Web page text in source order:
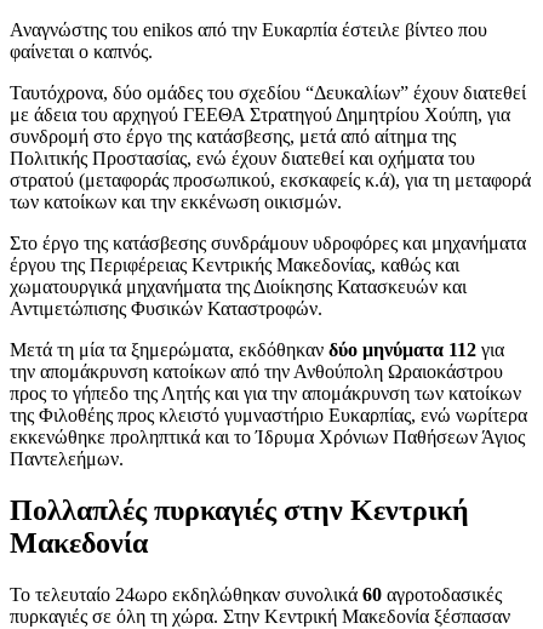
Αναγνώστης του enikos από την Ευκαρπία έστειλε βίντεο που
φαίνεται ο καπνός.
Ταυτόχρονα, δύο ομάδες του σχεδίου “Δευκαλίων” έχουν διατεθεί
με άδεια του αρχηγού ΓΕΕΘΑ Στρατηγού Δημητρίου Χούπη, για
συνδρομή στο έργο της κατάσβεσης, μετά από αίτημα της
Πολιτικής Προστασίας, ενώ έχουν διατεθεί και οχήματα του
στρατού (μεταφοράς προσωπικού, εκσκαφείς κ.ά), για τη μεταφορά
των κατοίκων και την εκκένωση οικισμών.
Στο έργο της κατάσβεσης συνδράμουν υδροφόρες και μηχανήματα
έργου της Περιφέρειας Κεντρικής Μακεδονίας, καθώς και
χωματουργικά μηχανήματα της Διοίκησης Κατασκευών και
Αντιμετώπισης Φυσικών Καταστροφών.
Μετά τη μία τα ξημερώματα, εκδόθηκαν δύο μηνύματα 112 για
την απομάκρυνση κατοίκων από την Ανθούπολη Ωραιοκάστρου
προς το γήπεδο της Λητής και για την απομάκρυνση των κατοίκων
της Φιλοθέης προς κλειστό γυμναστήριο Ευκαρπίας, ενώ νωρίτερα
εκκενώθηκε προληπτικά και το Ίδρυμα Χρόνιων Παθήσεων Άγιος
Παντελεήμων.
Πολλαπλές πυρκαγιές στην Κεντρική
Μακεδονία
Το τελευταίο 24ωρο εκδηλώθηκαν συνολικά 60 αγροτοδασικές
πυρκαγιές σε όλη τη χώρα. Στην Κεντρική Μακεδονία ξέσπασαν